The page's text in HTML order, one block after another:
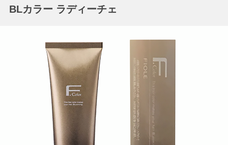
BLカラー ラディーチェ